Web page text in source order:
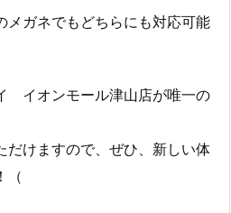
メガネでもどちらにも対応可能
イオンモール津山店が唯一の
だけますので、ぜひ、新しい体
（